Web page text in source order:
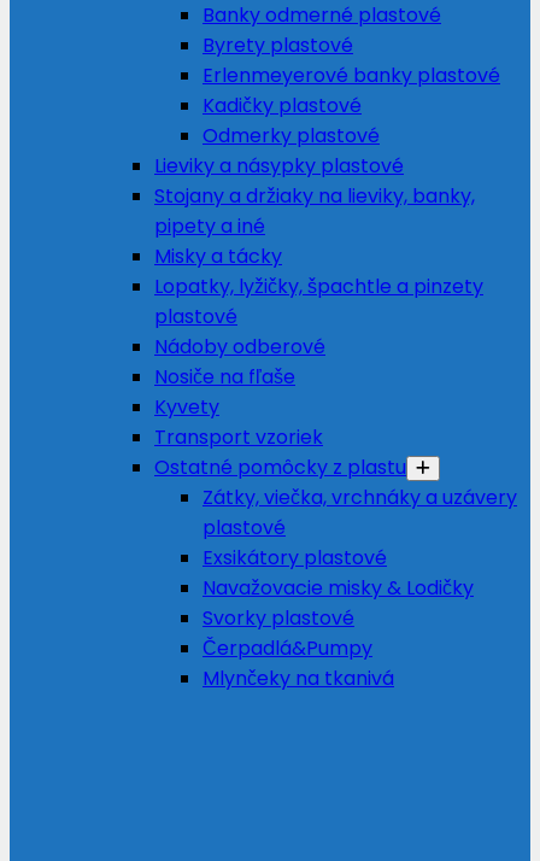
Banky odmerné plastové
Byrety plastové
Erlenmeyerové banky plastové
Kadičky plastové
Odmerky plastové
Lieviky a násypky plastové
Stojany a držiaky na lieviky, banky,
pipety a iné
Misky a tácky
Lopatky, lyžičky, špachtle a pinzety
plastové
Nádoby odberové
Nosiče na fľaše
Kyvety
Transport vzoriek
Ostatné pomôcky z plastu
Zátky, viečka, vrchnáky a uzávery
plastové
Exsikátory plastové
Navažovacie misky & Lodičky
Svorky plastové
Čerpadlá&Pumpy
Mlynčeky na tkanivá